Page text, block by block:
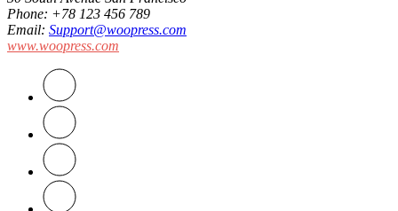
Phone: +78 123 456 789
Email: Support@woopress.com
www.woopress.com